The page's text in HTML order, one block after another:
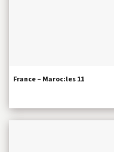
France – Maroc:les 11